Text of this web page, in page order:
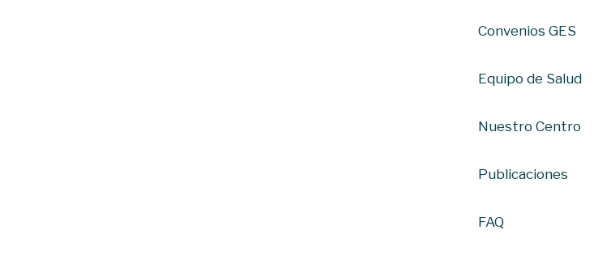
Convenios GES
Equipo de Salud
Nuestro Centro
Publicaciones
FAQ